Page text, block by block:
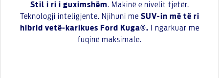
Stil i ri i guximshëm. Makinë e nivelit tjetër.
Teknologji inteligjente. Njihuni me SUV-in më të ri
hibrid vetë-karikues Ford Kuga®. I ngarkuar me
fuqinë maksimale.